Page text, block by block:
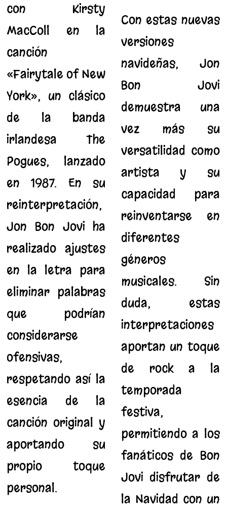
con Kirsty
MacColl en la
canción
«Fairytale of New
York», un clásico
de la banda
irlandesa The
Pogues, lanzado
en 1987. En su
reinterpretación,
Jon Bon Jovi ha
realizado ajustes
en la letra para
eliminar palabras
que podrían
considerarse
ofensivas,
respetando así la
esencia de la
canción original y
aportando su
propio toque
personal.
Con estas nuevas
versiones
navideñas, Jon
Bon Jovi
demuestra una
vez más su
versatilidad como
artista y su
capacidad para
reinventarse en
diferentes
géneros
musicales. Sin
duda, estas
interpretaciones
aportan un toque
de rock a la
temporada
festiva,
permitiendo a los
fanáticos de Bon
Jovi disfrutar de
la Navidad con un